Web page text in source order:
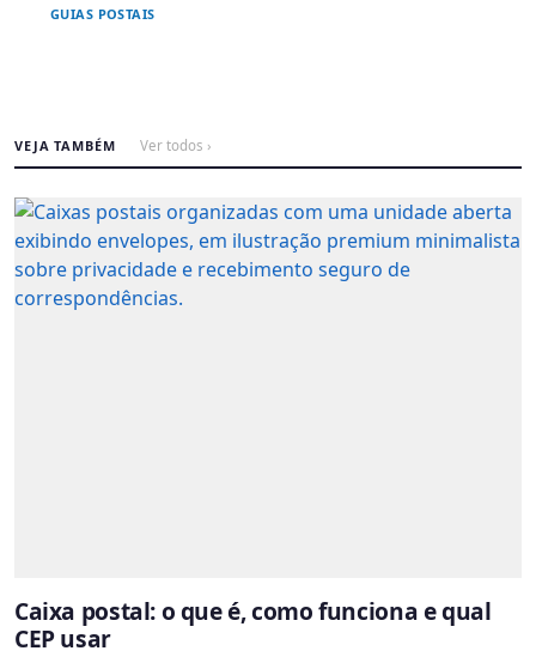
GUIAS POSTAIS
VEJA TAMBÉM Ver todos ›
Caixa postal: o que é, como funciona e qual
CEP usar